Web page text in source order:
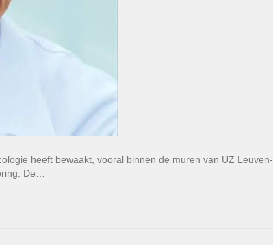
heeft bewaakt, vooral binnen de muren van UZ Leuven-
De…